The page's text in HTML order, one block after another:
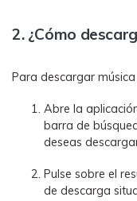
2. ¿Cómo
Para descargar
Abre la
barra de
deseas
Pulse sobre el
de descarga